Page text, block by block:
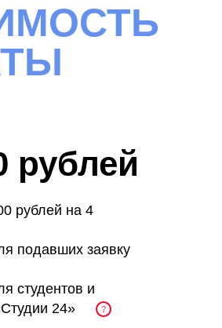
рублей
рублей на 4
подавших заявку
студентов и
24»